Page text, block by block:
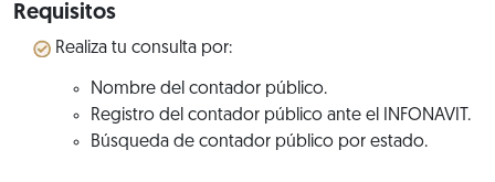
Requisitos
Realiza tu consulta por:
Nombre del contador público.
Registro del contador público ante el INFONAVIT.
Búsqueda de contador público por estado.